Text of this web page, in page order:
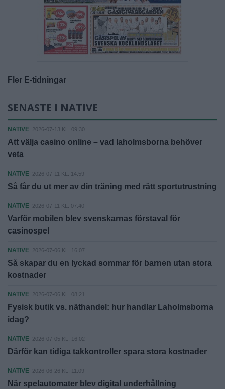
Fler E-tidningar
SENASTE I NATIVE
NATIVE 2026-07-13 KL. 09:30
Att välja casino online – vad laholmsborna behöver
veta
NATIVE 2026-07-11 KL. 14:59
Så får du ut mer av din träning med rätt sportutrustning
NATIVE 2026-07-11 KL. 07:40
Varför mobilen blev svenskarnas förstaval för
casinospel
NATIVE 2026-07-06 KL. 16:07
Så skapar du en lyckad sommar för barnen utan stora
kostnader
NATIVE 2026-07-06 KL. 08:21
Fysisk butik vs. näthandel: hur handlar Laholmsborna
idag?
NATIVE 2026-07-05 KL. 16:02
Därför kan tidiga takkontroller spara stora kostnader
NATIVE 2026-06-26 KL. 11:09
När spelautomater blev digital underhållning